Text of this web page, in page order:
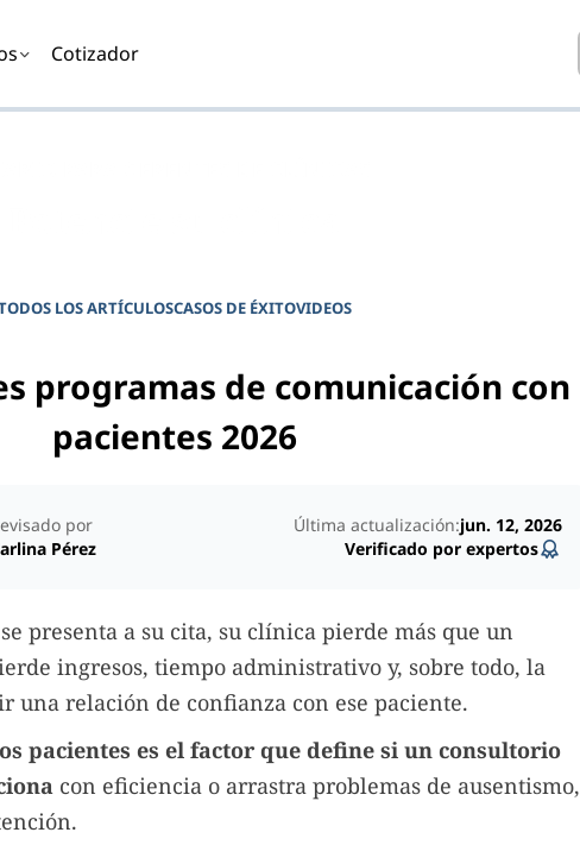
Cotizador
LOS ARTÍCULOSCASOS DE ÉXITOVIDEOS
programas de comunicación con
pacientes 2026
por
Pérez
Última actualización:jun. 12, 2026
Verificado por expertos
presenta a su cita, su clínica pierde más que un
ingresos, tiempo administrativo y, sobre todo, la
una relación de confianza con ese paciente.
pacientes es el factor que define si un consultorio
con eficiencia o arrastra problemas de ausentismo,